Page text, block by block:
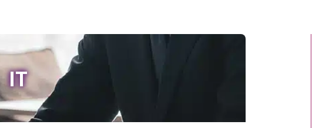
緩解聲譽損害
IT